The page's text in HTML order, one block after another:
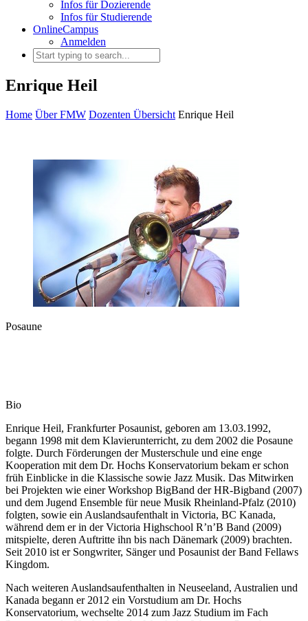
Infos für Dozierende
Infos für Studierende
OnlineCampus
Anmelden
Enrique Heil
Home Über FMW Dozenten Übersicht Enrique Heil
Posaune
Bio
Enrique Heil, Frankfurter Posaunist, geboren am 13.03.1992,
begann 1998 mit dem Klavierunterricht, zu dem 2002 die Posaune
folgte. Durch Förderungen der Musterschule und eine enge
Kooperation mit dem Dr. Hochs Konservatorium bekam er schon
früh Einblicke in die Klassische sowie Jazz Musik. Das Mitwirken
bei Projekten wie einer Workshop BigBand der HR-Bigband (2007)
und dem Jugend Ensemble für neue Musik Rheinland-Pfalz (2010)
folgten, sowie ein Auslandsaufenthalt in Victoria, BC Kanada,
während dem er in der Victoria Highschool R’n’B Band (2009)
mitspielte, deren Auftritte ihn bis nach Dänemark (2009) brachten.
Seit 2010 ist er Songwriter, Sänger und Posaunist der Band Fellaws
Kingdom.
Nach weiteren Auslandsaufenthalten in Neuseeland, Australien und
Kanada begann er 2012 ein Vorstudium am Dr. Hochs
Konservatorium, wechselte 2014 zum Jazz Studium im Fach